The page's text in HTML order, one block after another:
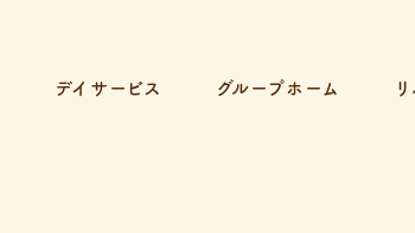
デイサービス グループホーム